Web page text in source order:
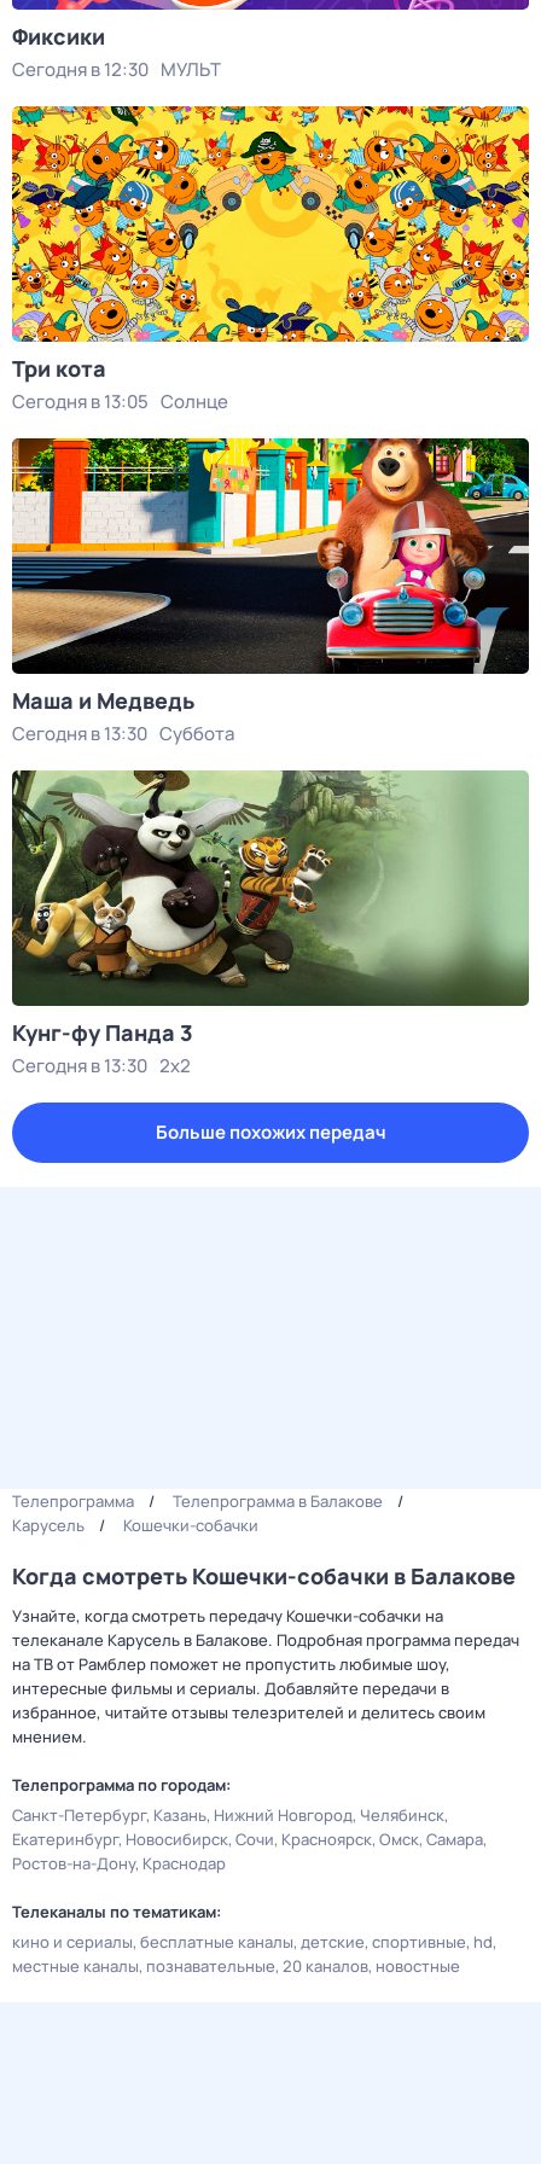
Фиксики
Сегодня в 12:30 МУЛЬТ
Три кота
Сегодня в 13:05 Солнце
Маша и Медведь
Сегодня в 13:30 Суббота
Кунг-фу Панда 3
Сегодня в 13:30 2x2
Больше похожих передач
Телепрограмма
Телепрограмма в Балакове
Карусель
Кошечки-собачки
Когда смотреть Кошечки-собачки в Балакове
Узнайте, когда смотреть передачу Кошечки-собачки на
телеканале Карусель в Балакове. Подробная программа передач
на ТВ от Рамблер поможет не пропустить любимые шоу,
интересные фильмы и сериалы. Добавляйте передачи в
избранное, читайте отзывы телезрителей и делитесь своим
мнением.
Телепрограмма по городам:
Санкт-Петербург Казань Нижний Новгород Челябинск
Екатеринбург Новосибирск Сочи Красноярск Омск Самара
Ростов-на-Дону Краснодар
Телеканалы по тематикам:
кино и сериалы бесплатные каналы детские спортивные hd
местные каналы познавательные 20 каналов новостные